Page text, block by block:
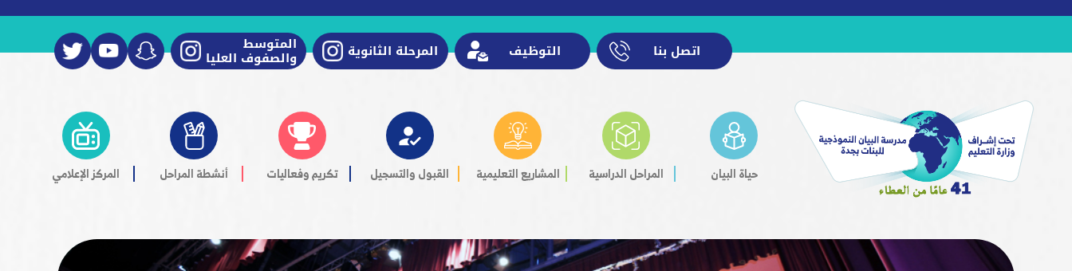
المتوسط
والصفوف العليا المرحلة الثانوية التوظيف اتصل بنا
حياة البيان المراحل الدراسية المشاريع التعليمية القبول والتسجيل تكريم وفعاليات أنشطة المراحل المركز الإعلامي